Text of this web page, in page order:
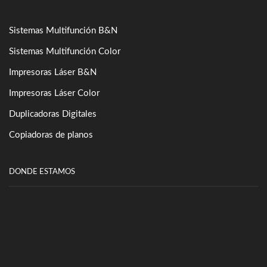
Sistemas Multifunción B&N
Sistemas Multifunción Color
Impresoras Láser B&N
Impresoras Láser Color
Duplicadoras Digitales
Copiadoras de planos
DONDE ESTAMOS